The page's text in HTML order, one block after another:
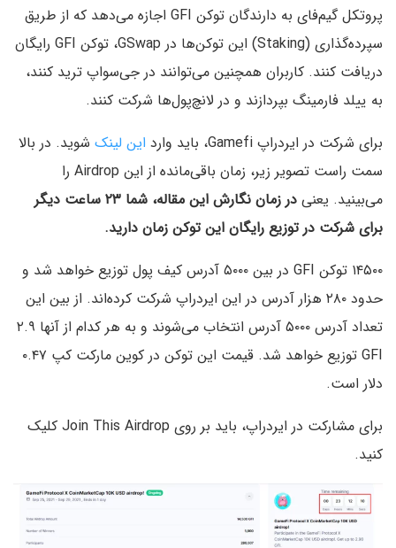
پروتکل گیم‌فای به دارندگان توکن GFI اجازه می‌دهد که از طریق
سپرده‌گذاری (Staking) این توکن‌ها در GSwap، توکن GFI رایگان
دریافت کنند. کاربران همچنین می‌توانند در جی‌سواپ ترید کنند،
به ییلد فارمینگ بپردازند و در لانچ‌پول‌ها شرکت کنند.
برای شرکت در ایردراپ Gamefi، باید وارد
این لینک شوید. در بالا
سمت راست تصویر زیر، زمان باقی‌مانده از این Airdrop را
می‌بینید. یعنی
در زمان نگارش این مقاله، شما ۲۳ ساعت دیگر
برای شرکت در توزیع رایگان این توکن زمان دارید.
۱۴۵۰۰ توکن GFI در بین ۵۰۰۰ آدرس کیف پول توزیع خواهد شد و
حدود ۲۸۰ هزار آدرس در این ایردراپ شرکت کرده‌اند. از بین این
تعداد آدرس ۵۰۰۰ آدرس انتخاب می‌شوند و به هر کدام از آنها ۲.۹
GFI توزیع خواهد شد. قیمت این توکن در کوین مارکت کپ ۰.۴۷
دلار است.
برای مشارکت در ایردراپ، باید بر روی Join This Airdrop کلیک
کنید.